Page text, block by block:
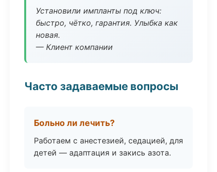
Установили импланты под ключ:
быстро, чётко, гарантия. Улыбка как
новая.
— Клиент компании
Часто задаваемые вопросы
Больно ли лечить?
Работаем с анестезией, седацией, для
детей — адаптация и закись азота.